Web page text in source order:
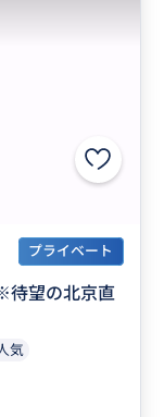
プライベート
待望の北京直
気